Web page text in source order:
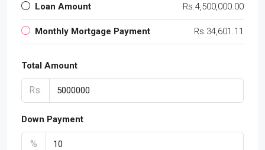
Loan Amount Rs.4,500,000.00
Monthly Mortgage Payment Rs.34,601.11
Total Amount
Rs.
Down Payment
%